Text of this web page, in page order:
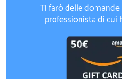
Ti farò delle
professionista di cui